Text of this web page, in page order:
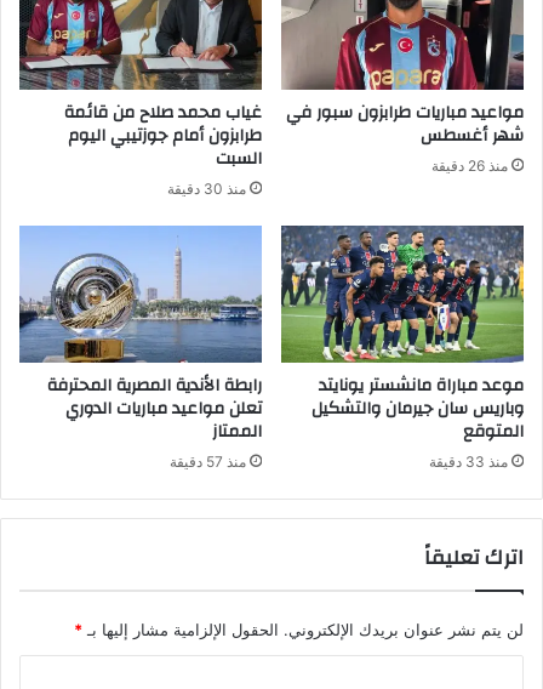
مواعيد مباريات طرابزون سبور في
شهر أغسطس
منذ 26 دقيقة
غياب محمد صلاح من قائمة
طرابزون أمام جوزتيبي اليوم
السبت
منذ 30 دقيقة
موعد مباراة مانشستر يونايتد
وباريس سان جيرمان والتشكيل
المتوقع
منذ 33 دقيقة
رابطة الأندية المصرية المحترفة
تعلن مواعيد مباريات الدوري
الممتاز
منذ 57 دقيقة
اترك تعليقاً
لن يتم نشر عنوان بريدك الإلكتروني. الحقول الإلزامية مشار إليها بـ *